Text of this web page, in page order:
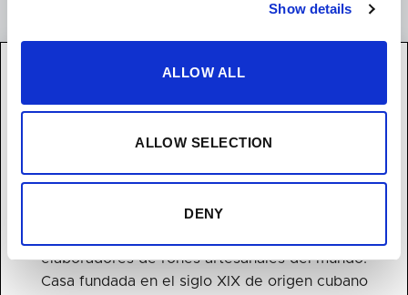
Show details
ALLOW ALL
ALLOW SELECTION
DENY
elaboradores de rones artesanales del mundo.
Casa fundada en el siglo XIX de origen cubano